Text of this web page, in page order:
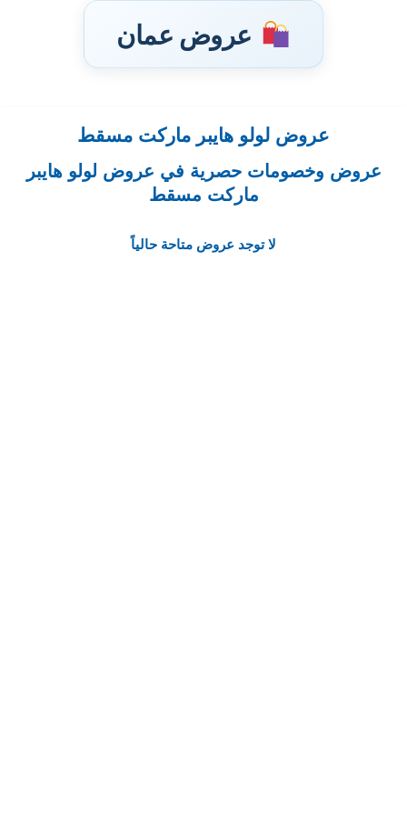
عروض عمان
إلى
عروض لولو هايبر ماركت مسقط
عروض وخصومات حصرية في عروض لولو هايبر
ماركت مسقط
لا توجد عروض متاحة حالياً